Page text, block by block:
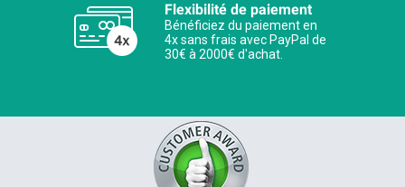
Flexibilité de paiement
Bénéficiez du paiement en
4x sans frais avec PayPal de
30€ à 2000€ d'achat.